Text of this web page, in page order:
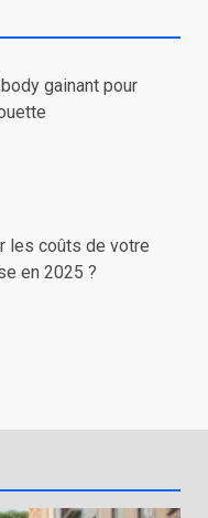
gainant pour
les coûts de votre
en 2025 ?